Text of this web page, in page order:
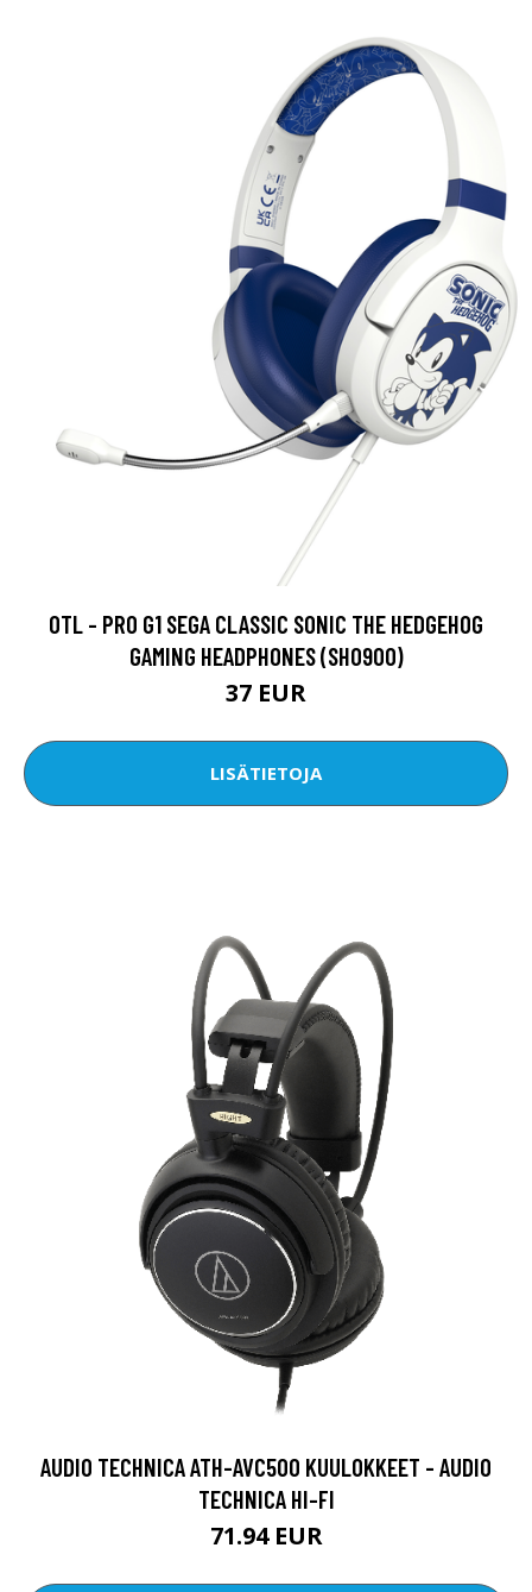
OTL - PRO G1 SEGA CLASSIC SONIC THE HEDGEHOG
GAMING HEADPHONES (SH0900)
37 EUR
LISÄTIETOJA
AUDIO TECHNICA ATH-AVC500 KUULOKKEET - AUDIO
TECHNICA HI-FI
71.94 EUR